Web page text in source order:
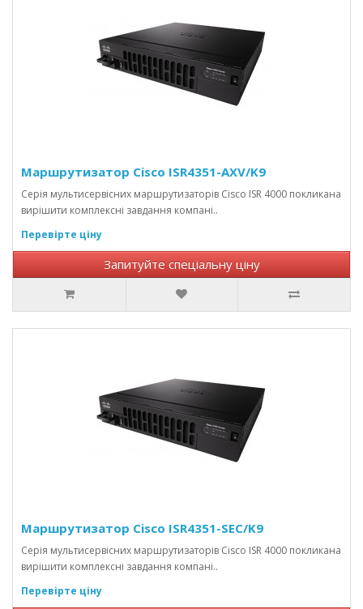
Маршрутизатор Cisco ISR4351-AXV/K9
Серія мультисервісних маршрутизаторів Cisco ISR 4000 покликана
вирішити комплексні завдання компані..
Перевірте ціну
Запитуйте спеціальну ціну
Маршрутизатор Cisco ISR4351-SEC/K9
Серія мультисервісних маршрутизаторів Cisco ISR 4000 покликана
вирішити комплексні завдання компані..
Перевірте ціну